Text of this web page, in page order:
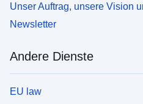
Unser Auftrag, unsere Vision
Newsletter
Andere Dienste
EU law